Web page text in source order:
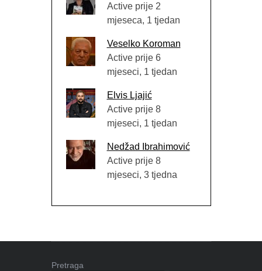
Active prije 2
mjeseca, 1 tjedan
Veselko Koroman
Active prije 6
mjeseci, 1 tjedan
Elvis Ljajić
Active prije 8
mjeseci, 1 tjedan
Nedžad Ibrahimović
Active prije 8
mjeseci, 3 tjedna
Pretraga